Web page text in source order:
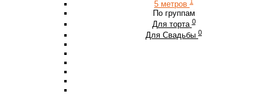
5 метров
По группам
Для торта 0
Для Свадьбы 0